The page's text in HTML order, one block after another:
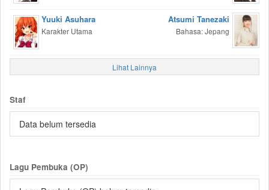
Yuuki Asuhara
Karakter Utama
Atsumi Tanezaki
Bahasa: Jepang
Lihat Lainnya
Staf
Data belum tersedia
Lagu Pembuka (OP)